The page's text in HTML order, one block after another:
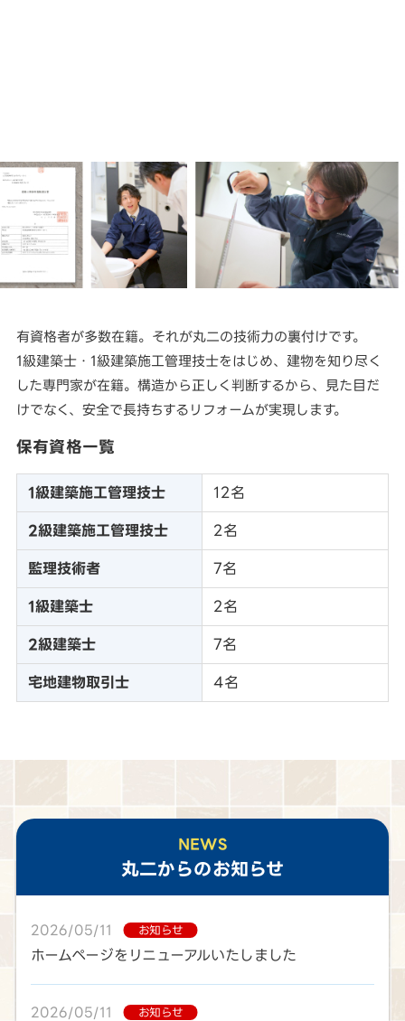
有資格者が多数在籍。それが丸二の技術力の裏付けです。
1級建築士・1級建築施工管理技士をはじめ、建物を知り尽く
した専門家が在籍。構造から正しく判断するから、見た目だ
けでなく、安全で長持ちするリフォームが実現します。
保有資格一覧
1級建築施工管理技士 12名
2級建築施工管理技士 2名
監理技術者 7名
1級建築士 2名
2級建築士 7名
宅地建物取引士 4名
NEWS
丸二からのお知らせ
2026/05/11 お知らせ
ホームページをリニューアルいたしました
2026/05/11 お知らせ